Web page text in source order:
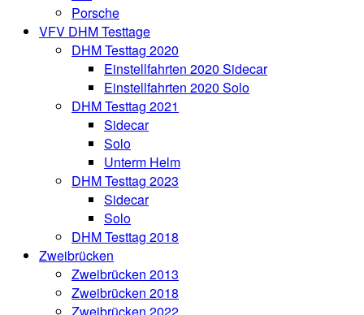
Porsche
VFV DHM Testtage
DHM Testtag 2020
Einstellfahrten 2020 Sidecar
Einstellfahrten 2020 Solo
DHM Testtag 2021
Sidecar
Solo
Unterm Helm
DHM Testtag 2023
Sidecar
Solo
DHM Testtag 2018
Zweibrücken
Zweibrücken 2013
Zweibrücken 2018